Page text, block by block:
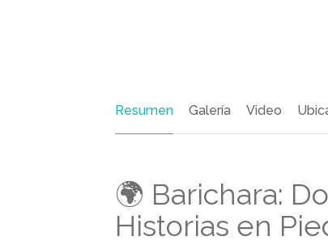
Resumen Galería Video
🌍 Barichara:
Historias en